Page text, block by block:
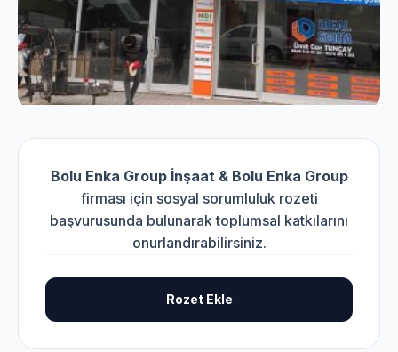
Bolu Enka Group İnşaat & Bolu Enka Group
firması için sosyal sorumluluk rozeti
başvurusunda bulunarak toplumsal katkılarını
onurlandırabilirsiniz.
Rozet Ekle